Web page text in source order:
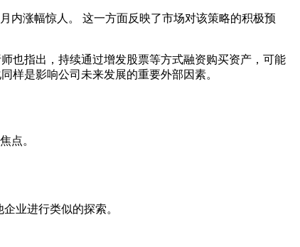
内涨幅惊人。 这一方面反映了市场对该策略的积极预
也指出，持续通过增发股票等方式融资购买资产，可能
样是影响公司未来发展的重要外部因素。
点。
业进行类似的探索。